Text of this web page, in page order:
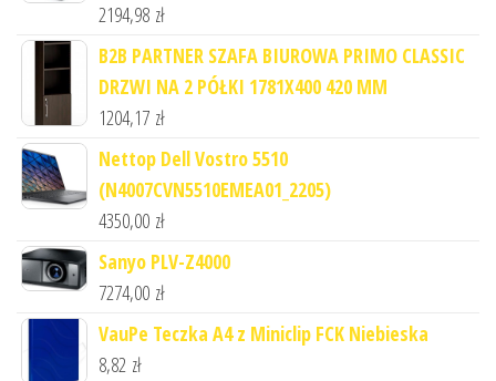
2194,98 zł
B2B PARTNER SZAFA BIUROWA PRIMO CLASSIC
DRZWI NA 2 PÓŁKI 1781X400 420 MM
1204,17 zł
Nettop Dell Vostro 5510
(N4007CVN5510EMEA01_2205)
4350,00 zł
Sanyo PLV-Z4000
7274,00 zł
VauPe Teczka A4 z Miniclip FCK Niebieska
8,82 zł